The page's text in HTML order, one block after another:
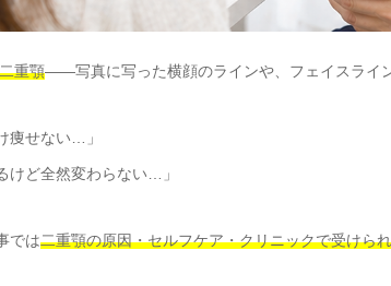
重顎——写真に写った横顔のラインや、フェイスライ
痩せない…」
けど全然変わらない…」
では二重顎の原因・セルフケア・クリニックで受けら